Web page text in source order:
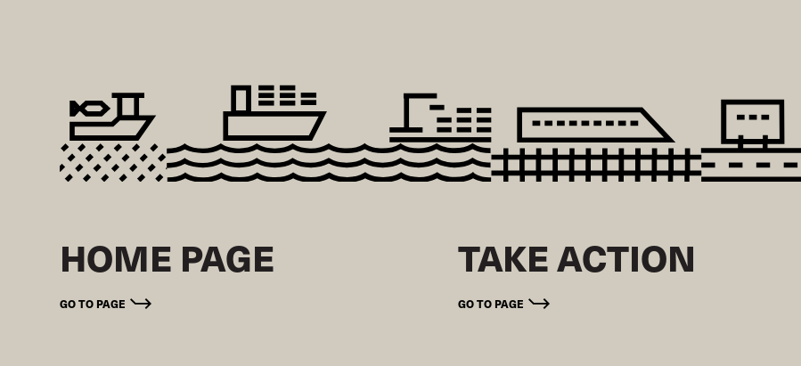
HOME PAGE
GO TO PAGE
TAKE ACTION
GO TO PAGE